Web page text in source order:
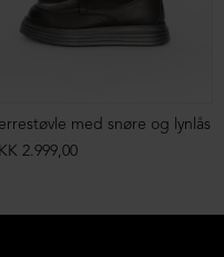
med snøre og lynlås
2.999,00